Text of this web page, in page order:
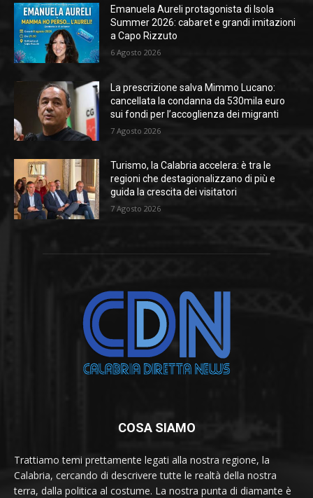
Emanuela Aureli protagonista di Isola
Summer 2026: cabaret e grandi imitazioni
a Capo Rizzuto
6 Agosto 2026
La prescrizione salva Mimmo Lucano:
cancellata la condanna da 530mila euro
sui fondi per l’accoglienza dei migranti
7 Agosto 2026
Turismo, la Calabria accelera: è tra le
regioni che destagionalizzano di più e
guida la crescita dei visitatori
7 Agosto 2026
COSA SIAMO
Trattiamo temi prettamente legati alla nostra regione, la
Calabria, cercando di descrivere tutte le realtà della nostra
terra, dalla politica al costume. La nostra punta di diamante è